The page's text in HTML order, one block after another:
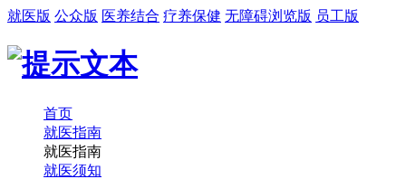
就医版 公众版 医养结合 疗养保健 无障碍浏览版 员工版
首页
就医指南
就医指南
就医须知